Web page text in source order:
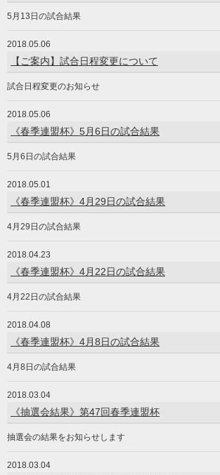
5月13日の試合結果
2018.05.06
【ご案内】試合日程変更について
試合日程変更のお知らせ
2018.05.06
《春季連盟杯》5月6日の試合結果
5月6日の試合結果
2018.05.01
《春季連盟杯》4月29日の試合結果
4月29日の試合結果
2018.04.23
《春季連盟杯》4月22日の試合結果
4月22日の試合結果
2018.04.08
《春季連盟杯》4月8日の試合結果
4月8日の試合結果
2018.03.04
《抽選会結果》第47回春季連盟杯
抽選会の結果をお知らせします
2018.03.04